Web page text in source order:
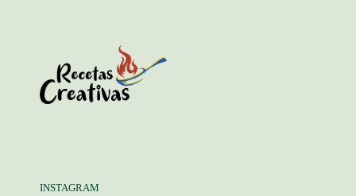
INSTAGRAM